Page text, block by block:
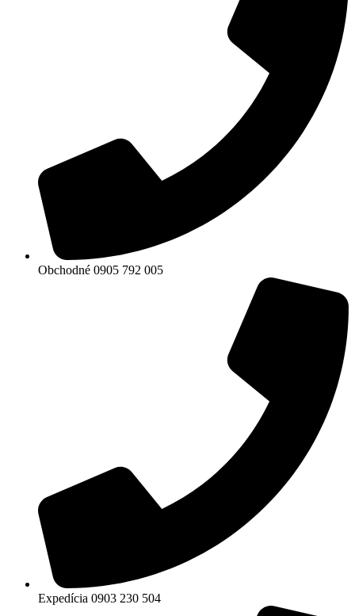
Obchodné 0905 792 005
Expedícia 0903 230 504